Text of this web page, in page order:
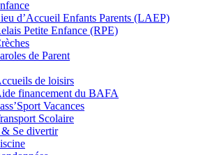
d’Accueil Enfants Parents (LAEP)
Petite Enfance (RPE)
de Parent
de loisirs
financement du BAFA
Vacances
Scolaire
Se divertir